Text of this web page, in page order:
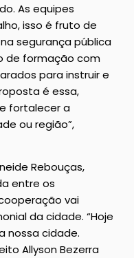
As equipes
isso é fruto de
segurança pública
de formação com
para instruir e
é essa,
fortalecer a
ou região”,
Rebouças,
entre os
vai
da cidade. “Hoje
nossa cidade.
Allyson Bezerra